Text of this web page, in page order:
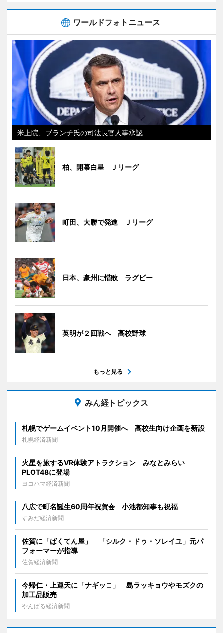
ワールドフォトニュース
米上院、ブランチ氏の司法長官人事承認
柏、開幕白星 Ｊリーグ
町田、大勝で発進 Ｊリーグ
日本、豪州に惜敗 ラグビー
英明が２回戦へ 高校野球
もっと見る
みん経トピックス
札幌でゲームイベント10月開催へ 高校生向け企画を新設
札幌経済新聞
火星を旅するVR体験アトラクション みなとみらい
PLOT48に登場
ヨコハマ経済新聞
八広で町名誕生60周年祝賀会 小池都知事も祝福
すみだ経済新聞
佐賀に「ばくてん屋」 「シルク・ドゥ・ソレイユ」元パ
フォーマーが指導
佐賀経済新聞
今帰仁・上運天に「ナギッコ」 島ラッキョウやモズクの
加工品販売
やんばる経済新聞